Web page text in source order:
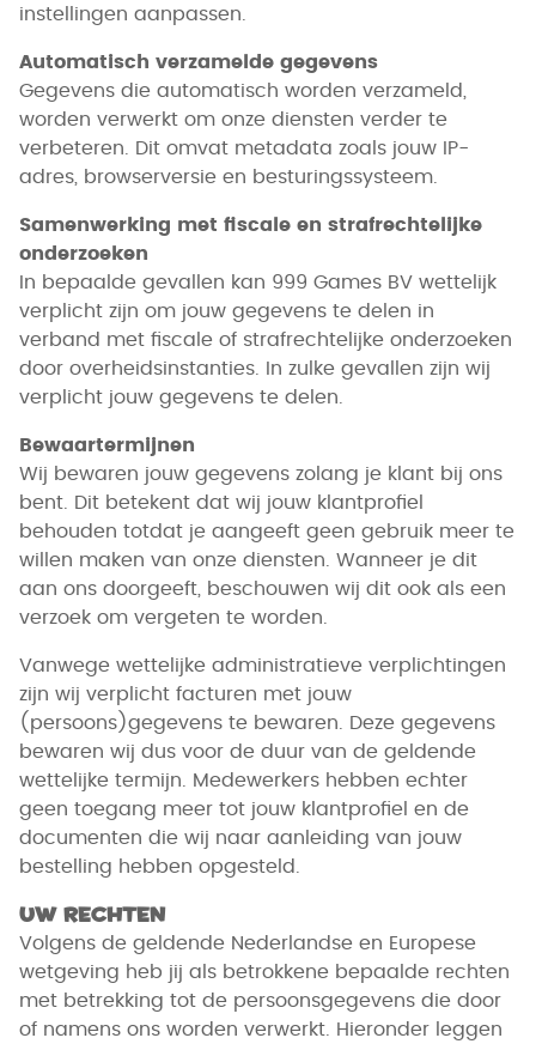
instellingen aanpassen.
Automatisch verzamelde gegevens
Gegevens die automatisch worden verzameld,
worden verwerkt om onze diensten verder te
verbeteren. Dit omvat metadata zoals jouw IP-
adres, browserversie en besturingssysteem.
Samenwerking met fiscale en strafrechtelijke
onderzoeken
In bepaalde gevallen kan 999 Games BV wettelijk
verplicht zijn om jouw gegevens te delen in
verband met fiscale of strafrechtelijke onderzoeken
door overheidsinstanties. In zulke gevallen zijn wij
verplicht jouw gegevens te delen.
Bewaartermijnen
Wij bewaren jouw gegevens zolang je klant bij ons
bent. Dit betekent dat wij jouw klantprofiel
behouden totdat je aangeeft geen gebruik meer te
willen maken van onze diensten. Wanneer je dit
aan ons doorgeeft, beschouwen wij dit ook als een
verzoek om vergeten te worden.
Vanwege wettelijke administratieve verplichtingen
zijn wij verplicht facturen met jouw
(persoons)gegevens te bewaren. Deze gegevens
bewaren wij dus voor de duur van de geldende
wettelijke termijn. Medewerkers hebben echter
geen toegang meer tot jouw klantprofiel en de
documenten die wij naar aanleiding van jouw
bestelling hebben opgesteld.
Uw rechten
Volgens de geldende Nederlandse en Europese
wetgeving heb jij als betrokkene bepaalde rechten
met betrekking tot de persoonsgegevens die door
of namens ons worden verwerkt. Hieronder leggen